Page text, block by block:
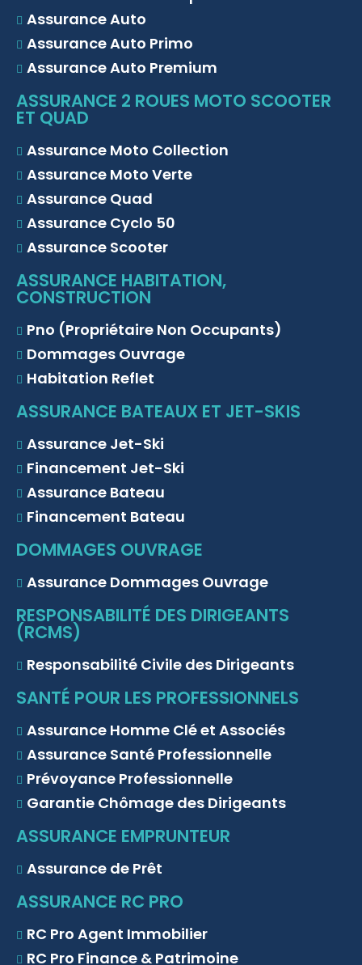
Assurance Auto
Assurance Auto Primo
Assurance Auto Premium
ASSURANCE 2 ROUES MOTO SCOOTER
ET QUAD
Assurance Moto Collection
Assurance Moto Verte
Assurance Quad
Assurance Cyclo 50
Assurance Scooter
ASSURANCE HABITATION,
CONSTRUCTION
Pno (Propriétaire Non Occupants)
Dommages Ouvrage
Habitation Reflet
ASSURANCE BATEAUX ET JET-SKIS
Assurance Jet-Ski
Financement Jet-Ski
Assurance Bateau
Financement Bateau
DOMMAGES OUVRAGE
Assurance Dommages Ouvrage
RESPONSABILITÉ DES DIRIGEANTS
(RCMS)
Responsabilité Civile des Dirigeants
SANTÉ POUR LES PROFESSIONNELS
Assurance Homme Clé et Associés
Assurance Santé Professionnelle
Prévoyance Professionnelle
Garantie Chômage des Dirigeants
ASSURANCE EMPRUNTEUR
Assurance de Prêt
ASSURANCE RC PRO
RC Pro Agent Immobilier
RC Pro Finance & Patrimoine